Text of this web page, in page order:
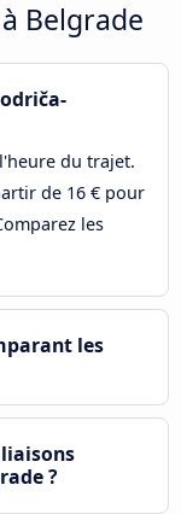
Belgrade
du trajet.
de 16 € pour
les
les
?